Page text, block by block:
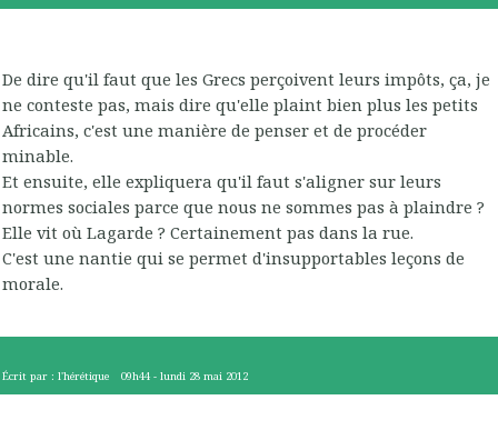
De dire qu'il faut que les Grecs perçoivent leurs impôts, ça, je
ne conteste pas, mais dire qu'elle plaint bien plus les petits
Africains, c'est une manière de penser et de procéder
minable.
Et ensuite, elle expliquera qu'il faut s'aligner sur leurs
normes sociales parce que nous ne sommes pas à plaindre ?
Elle vit où Lagarde ? Certainement pas dans la rue.
C'est une nantie qui se permet d'insupportables leçons de
morale.
Écrit par : l'hérétique 09h44 -lundi 28 mai 2012